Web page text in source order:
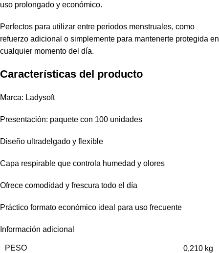
uso prolongado y económico.
Perfectos para utilizar entre periodos menstruales, como
refuerzo adicional o simplemente para mantenerte protegida en
cualquier momento del día.
Características del producto
Marca: Ladysoft
Presentación: paquete con 100 unidades
Diseño ultradelgado y flexible
Capa respirable que controla humedad y olores
Ofrece comodidad y frescura todo el día
Práctico formato económico ideal para uso frecuente
Información adicional
PESO 0,210 kg